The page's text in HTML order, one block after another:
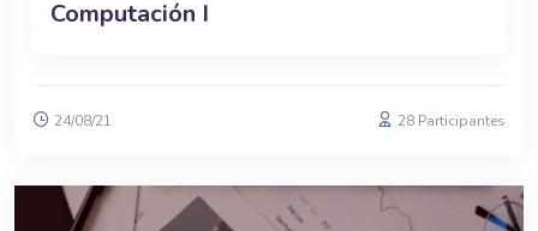
Computación I
24/08/21 28 Participantes